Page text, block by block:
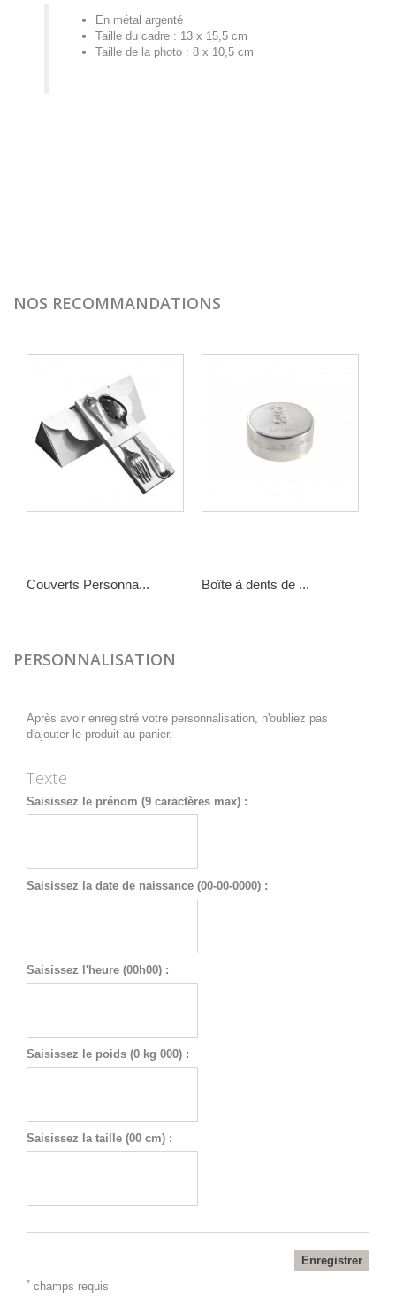
En métal argenté
Taille du cadre : 13 x 15,5 cm
Taille de la photo : 8 x 10,5 cm
NOS RECOMMANDATIONS
Couverts Personna... Boîte à dents de ...
PERSONNALISATION
Après avoir enregistré votre personnalisation, n'oubliez pas
d'ajouter le produit au panier.
Texte
Saisissez le prénom (9 caractères max) :
Saisissez la date de naissance (00-00-0000) :
Saisissez l'heure (00h00) :
Saisissez le poids (0 kg 000) :
Saisissez la taille (00 cm) :
Enregistrer
* champs requis